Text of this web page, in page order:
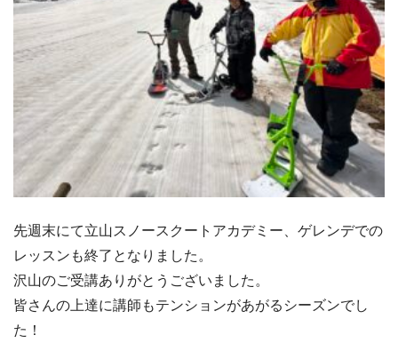
先週末にて立山スノースクートアカデミー、ゲレンデでの
レッスンも終了となりました。
沢山のご受講ありがとうございました。
皆さんの上達に講師もテンションがあがるシーズンでし
た！